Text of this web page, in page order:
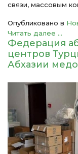
связи, массовым
Опубликовано в
Читать далее ...
Федерация
центров
Абхазии